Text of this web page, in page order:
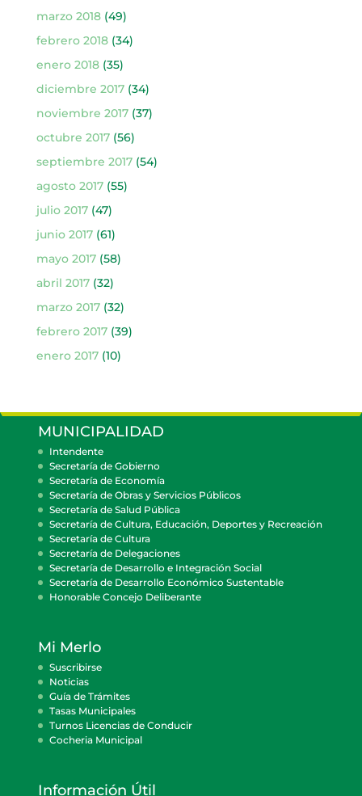
marzo 2018(49)
febrero 2018(34)
enero 2018(35)
diciembre 2017(34)
noviembre 2017(37)
octubre 2017(56)
septiembre 2017(54)
agosto 2017(55)
julio 2017(47)
junio 2017(61)
mayo 2017(58)
abril 2017(32)
marzo 2017(32)
febrero 2017(39)
enero 2017(10)
MUNICIPALIDAD
Intendente
Secretaría de Gobierno
Secretaría de Economía
Secretaría de Obras y Servicios Públicos
Secretaría de Salud Pública
Secretaría de Cultura, Educación, Deportes y Recreación
Secretaría de Cultura
Secretaría de Delegaciones
Secretaría de Desarrollo e Integración Social
Secretaría de Desarrollo Económico Sustentable
Honorable Concejo Deliberante
Mi Merlo
Suscribirse
Noticias
Guía de Trámites
Tasas Municipales
Turnos Licencias de Conducir
Cocheria Municipal
Información Útil